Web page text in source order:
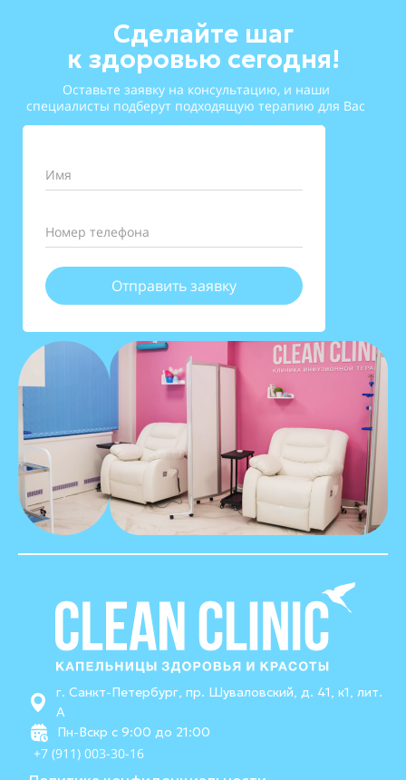
Сделайте шаг
к здоровью сегодня!
Оставьте заявку на консультацию, и наши
специалисты подберут подходящую терапию для Вас
Имя
Номер телефона
Отправить заявку
г. Санкт-Петербург, пр. Шуваловский, д. 41, к1, лит.
А
Пн-Вскр с 9:00 до 21:00
+7 (911) 003-30-16